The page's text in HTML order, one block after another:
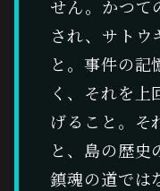
せん。かつて
され、サトウ
と。事件の記
く、それを上
げること。そ
と、島の歴史
鎮魂の道では